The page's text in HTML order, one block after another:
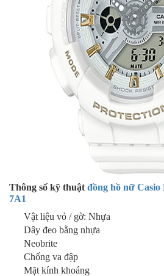
Thông số kỹ thuật đồng hồ nữ
7A1
Vật liệu vỏ / gờ: Nhựa
Dây đeo bằng nhựa
Neobrite
Chống va đập
Mặt kính khoáng